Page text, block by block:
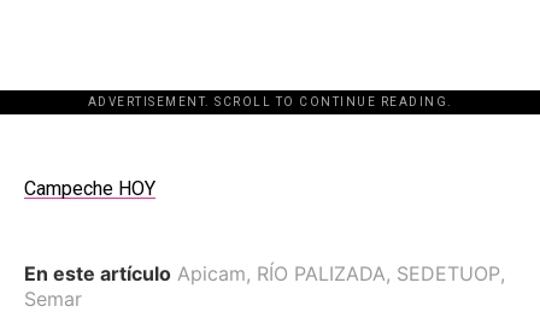
ADVERTISEMENT. SCROLL TO CONTINUE READING.
Campeche HOY
En este artículo Apicam, RÍO PALIZADA, SEDETUOP,
Semar